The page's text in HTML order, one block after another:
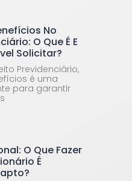
No
O Que É E
Solicitar?
Previdenciário,
é uma
para garantir
O Que Fazer
É